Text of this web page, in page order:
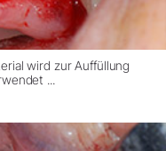
wird zur Auffüllung
...